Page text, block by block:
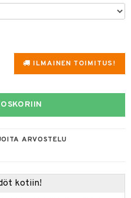
ILMAINEN TOIMITUS!
ARVOSTELU
kotiin!